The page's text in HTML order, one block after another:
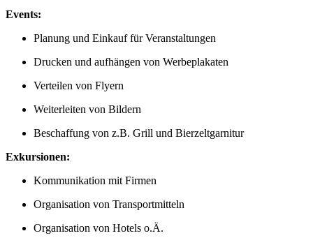
Events:
Planung und Einkauf für Veranstaltungen
Drucken und aufhängen von Werbeplakaten
Verteilen von Flyern
Weiterleiten von Bildern
Beschaffung von z.B. Grill und Bierzeltgarnitur
Exkursionen:
Kommunikation mit Firmen
Organisation von Transportmitteln
Organisation von Hotels o.Ä.